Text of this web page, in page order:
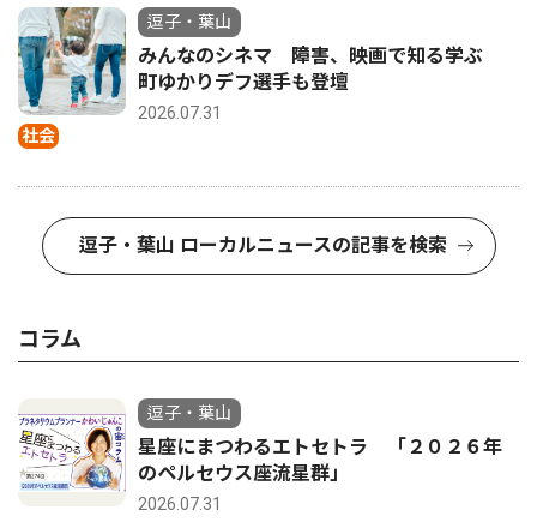
社会
逗子・葉山
みんなのシネマ 障害、映画で知る学ぶ
町ゆかりデフ選手も登壇
2026.07.31
逗子・葉山 ローカルニュースの記事を検索
コラム
逗子・葉山
星座にまつわるエトセトラ 「２０２６年
のペルセウス座流星群」
2026.07.31